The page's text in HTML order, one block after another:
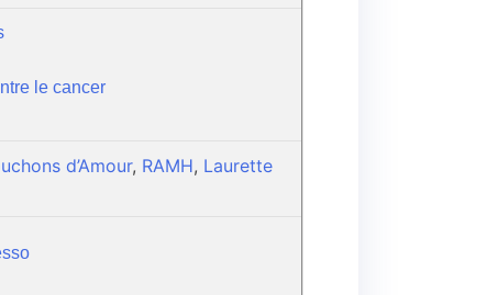
le cancer
d’Amour, RAMH, Laurette